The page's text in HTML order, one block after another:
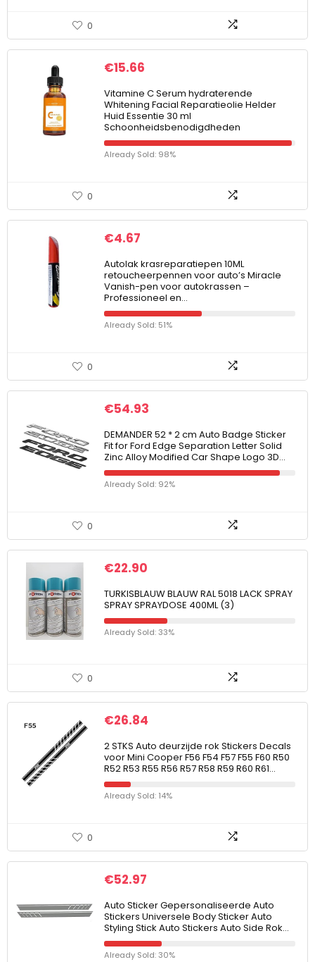
0
€15.66
Vitamine C Serum hydraterende
Whitening Facial Reparatieolie Helder
Huid Essentie 30 ml
Schoonheidsbenodigdheden
Already Sold: 98%
0
€4.67
Autolak krasreparatiepen 10ML
retoucheerpennen voor auto’s Miracle
Vanish-pen voor autokrassen –
Professioneel en…
Already Sold: 51%
0
€54.93
DEMANDER 52 * 2 cm Auto Badge Sticker
Fit for Ford Edge Separation Letter Solid
Zinc Alloy Modified Car Shape Logo 3D…
Already Sold: 92%
0
€22.90
TURKISBLAUW BLAUW RAL 5018 LACK SPRAY
SPRAY SPRAYDOSE 400ML (3)
Already Sold: 33%
0
€26.84
2 STKS Auto deurzijde rok Stickers Decals
voor Mini Cooper F56 F54 F57 F55 F60 R50
R52 R53 R55 R56 R57 R58 R59 R60 R61…
Already Sold: 14%
0
€52.97
Auto Sticker Gepersonaliseerde Auto
Stickers Universele Body Sticker Auto
Styling Stick Auto Stickers Auto Side Rok…
Already Sold: 30%